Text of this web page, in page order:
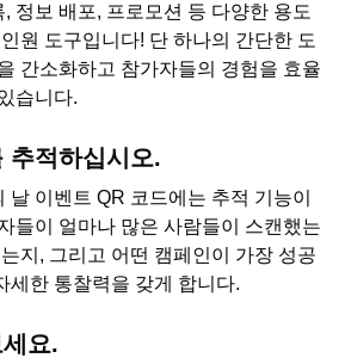
정보 배포, 프로모션 등 다양한 용도
원 도구입니다! 단 하나의 간단한 도
간소화하고 참가자들의 경험을 효율
습니다.
추적하십시오.
날 이벤트 QR 코드에는 추적 기능이
들이 얼마나 많은 사람들이 스캔했는
지, 그리고 어떤 캠페인이 가장 성공
세한 통찰력을 갖게 합니다.
요.